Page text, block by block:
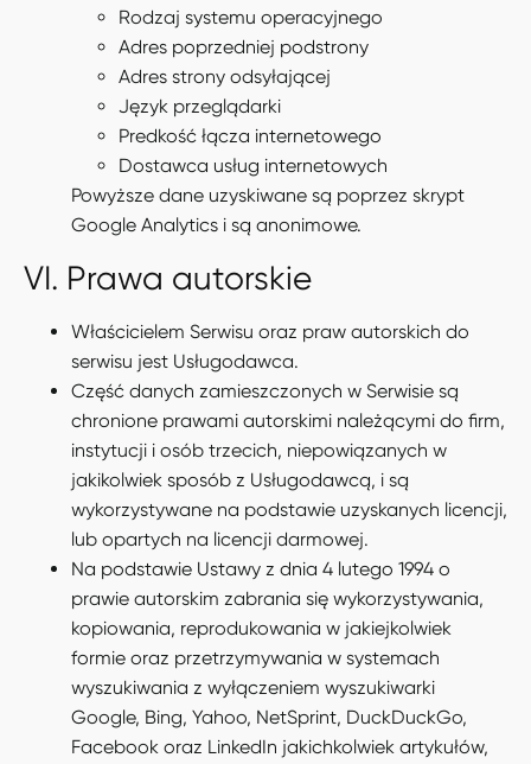
Rodzaj systemu operacyjnego
Adres poprzedniej podstrony
Adres strony odsyłającej
Język przeglądarki
Predkość łącza internetowego
Dostawca usług internetowych
Powyższe dane uzyskiwane są poprzez skrypt
Google Analytics i są anonimowe.
VI. Prawa autorskie
Właścicielem Serwisu oraz praw autorskich do
serwisu jest Usługodawca.
Część danych zamieszczonych w Serwisie są
chronione prawami autorskimi należącymi do firm,
instytucji i osób trzecich, niepowiązanych w
jakikolwiek sposób z Usługodawcą, i są
wykorzystywane na podstawie uzyskanych licencji,
lub opartych na licencji darmowej.
Na podstawie Ustawy z dnia 4 lutego 1994 o
prawie autorskim zabrania się wykorzystywania,
kopiowania, reprodukowania w jakiejkolwiek
formie oraz przetrzymywania w systemach
wyszukiwania z wyłączeniem wyszukiwarki
Google, Bing, Yahoo, NetSprint, DuckDuckGo,
Facebook oraz LinkedIn jakichkolwiek artykułów,